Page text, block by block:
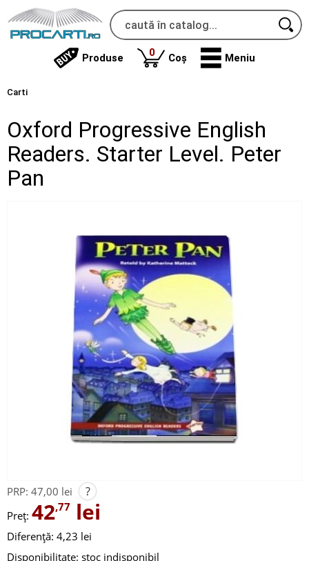
Produse 0produse
Coș Meniu
Carti
Oxford Progressive English
Readers. Starter Level. Peter
Pan
PRP: 47,00 lei ?
Preț: 42,77 lei
Diferență: 4,23 lei
Disponibilitate: stoc indisponibil